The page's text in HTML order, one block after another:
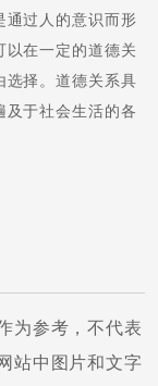
通过人的意识而形
以在一定的道德关
选择。道德关系具
于社会生活的各
为参考，不代表
站中图片和文字